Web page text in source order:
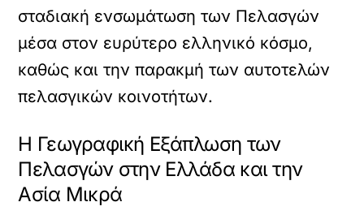
σταδιακή ενσωμάτωση των Πελασγών
μέσα στον ευρύτερο ελληνικό κόσμο,
καθώς και την παρακμή των αυτοτελών
πελασγικών κοινοτήτων.
Η Γεωγραφική Εξάπλωση των
Πελασγών στην Ελλάδα και την
Ασία Μικρά